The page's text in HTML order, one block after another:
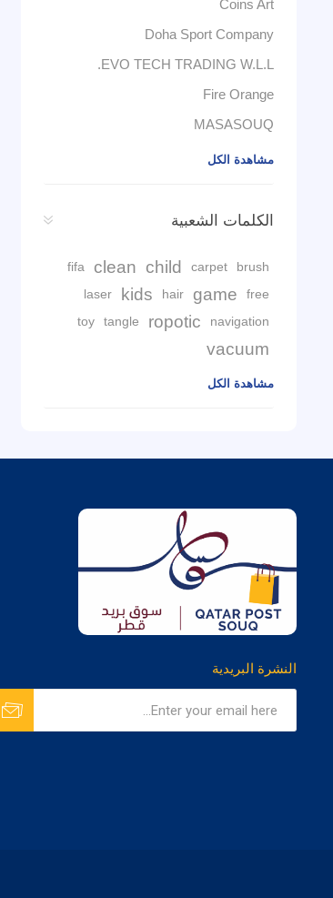
Coins Art
Doha Sport Company
EVO TECH TRADING W.L.L.
Fire Orange
MASASOUQ
مشاهدة الكل
الكلمات الشعبية
brush
carpet
child
clean
fifa
free
game
hair
kids
laser
navigation
ropotic
tangle
toy
vacuum
مشاهدة الكل
النشرة البريدية